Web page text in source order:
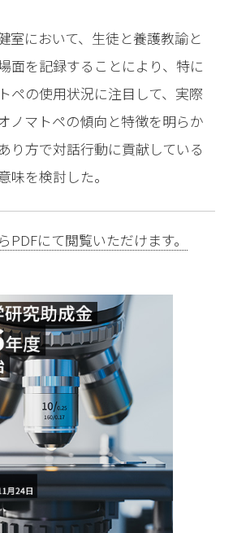
室において、生徒と養護教諭と
面を記録することにより、特に
ペの使用状況に注目して、実際
ノマトペの傾向と特徴を明らか
り方で対話行動に貢献している
味を検討した。
にて閲覧いただけます。